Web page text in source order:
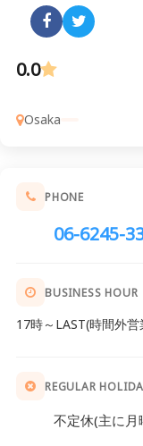
0.0
Osaka
PHONE
06-6245-
BUSINESS HOUR
17時～LAST(時間外
REGULAR
不定休(主に月